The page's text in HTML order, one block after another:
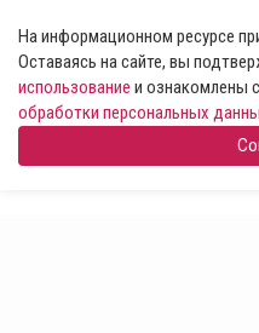
На информационном ресурсе
Оставаясь на сайте, вы
использование и ознакомлены с
обработки персональных